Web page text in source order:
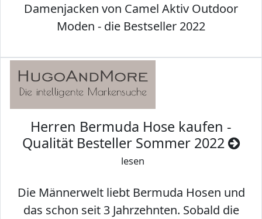
Damenjacken von Camel Aktiv Outdoor
Moden - die Bestseller 2022
Herren Bermuda Hose kaufen -
Qualität Besteller Sommer 2022
lesen
Die Männerwelt liebt Bermuda Hosen und
das schon seit 3 Jahrzehnten. Sobald die